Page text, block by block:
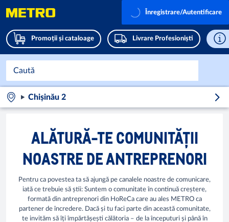
Promoții și cataloage Livrare Profesioniști
Înregistrare/Autentificare
Chișinău 2
ALĂTURĂ-TE COMUNITĂȚII
NOASTRE DE ANTREPRENORI
Pentru ca povestea ta să ajungă pe canalele noastre de comunicare,
iată ce trebuie să știi: Suntem o comunitate în continuă creștere,
formată din antreprenori din HoReCa care au ales METRO ca
partener de încredere. Dacă și tu faci parte din această comunitate,
te invităm să îți împărtășești călătoria – de la începuturi și până în